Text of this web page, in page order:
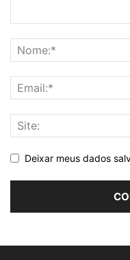
Deixar meus dados